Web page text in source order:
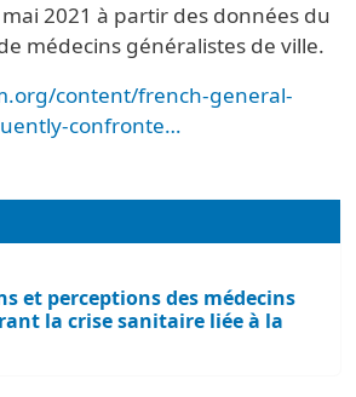
2021 à partir des données du
médecins généralistes de ville.
content/french-general-
confronte…
et perceptions des médecins
la crise sanitaire liée à la